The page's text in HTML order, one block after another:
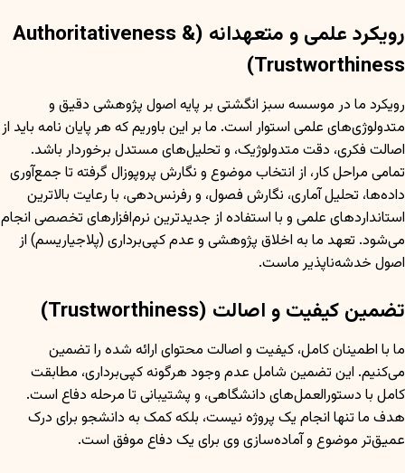
رویکرد علمی و متعهدانه (Authoritativeness &
Trustworthiness)
رویکرد ما در موسسه سبز انگشتی بر پایه اصول پژوهشی دقیق و
متدولوژی‌های علمی استوار است. ما بر این باوریم که هر پایان نامه باید از
اصالت فکری، دقت متدولوژیک، و تحلیل‌های مستدل برخوردار باشد.
تمامی مراحل کار، از انتخاب موضوع و نگارش پروپوزال گرفته تا جمع‌آوری
داده‌ها، تحلیل آماری، نگارش فصول، و رفرنس‌دهی، با رعایت بالاترین
استانداردهای علمی و با استفاده از جدیدترین نرم‌افزارهای تخصصی انجام
می‌شود. تعهد ما به اخلاق پژوهشی و عدم کپی‌برداری (پلاجیاریسم) از
اصول خدشه‌ناپذیر ماست.
تضمین کیفیت و اصالت (Trustworthiness)
ما با اطمینان کامل، کیفیت و اصالت محتوای ارائه شده را تضمین
می‌کنیم. این تضمین شامل عدم وجود هرگونه کپی‌برداری، مطابقت
کامل با دستورالعمل‌های دانشگاهی، و پشتیبانی تا مرحله دفاع است.
هدف ما تنها انجام یک پروژه نیست، بلکه کمک به دانشجو برای درک
عمیق‌تر موضوع و آماده‌سازی وی برای یک دفاع موفق است.